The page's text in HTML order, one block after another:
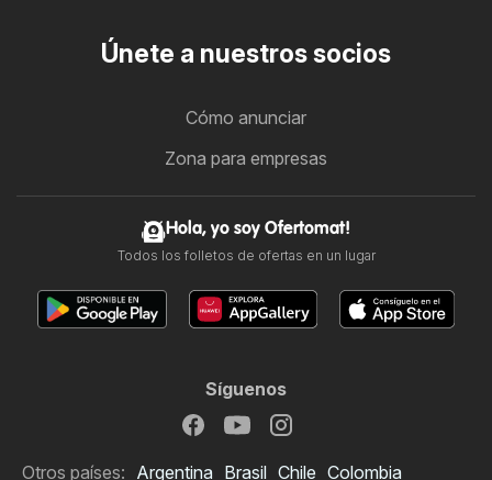
Únete a nuestros socios
Cómo anunciar
Zona para empresas
Hola, yo soy Ofertomat!
Todos los folletos de ofertas en un lugar
Síguenos
Otros países: Argentina Brasil Chile Colombia